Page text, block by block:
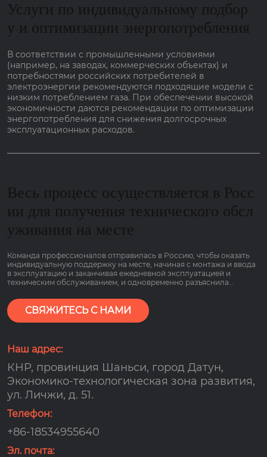
Услуги по индивидуальному подбор
у и оптимизации энергопотребления
В соответствии с промышленными условиями
(например, на заводах, коммерческих объектах) и
потребностями российских потребителей в
электроэнергии рекомендуются подходящие модели с
низким потреблением газа. При обеспечении высокой
экономичности даются рекомендации по оптимизации
энергопотребления для снижения долгосрочных
эксплуатационных расходов.
Весь процесс осуществляется в Росс
ии для получения технического обсл
уживания на месте
Команда профессионалов отправилась в Россию, чтобы оказать
индивидуальную поддержку на месте, начиная с монтажа и ввода
в эксплуатацию и заканчивая ежедневной эксплуатацией и
техническим обслуживанием, и одновременно разъяснила
потреблением газа и гарантией сроком на 2 года, чтобы клиенты
могли пользоваться им болеею спокойно.
СВЯЖИТЕСЬ С НАМИ
Наш адрес:
КНР, провинция Шаньси, город Датун,
Экономико-технологическая зона развития,
ул. Личжи, д. 51.
Телефон:
+86-18534955640
Эл. почта: